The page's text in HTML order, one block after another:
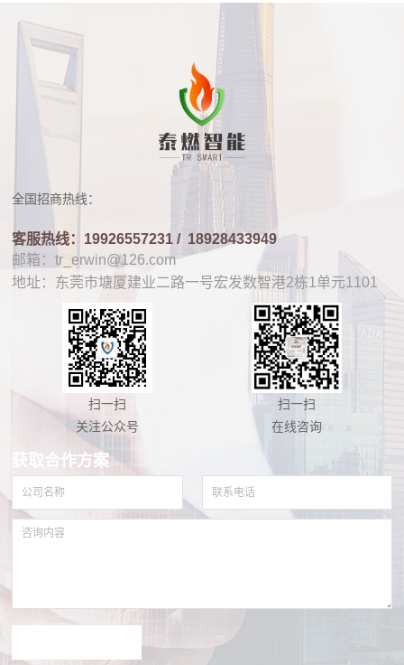
全国招商热线：
客服热线：19926557231 / 18928433949
邮箱：tr_erwin@126.com
地址：东莞市塘厦建业二路一号宏发数智港2栋1单元1101
扫一扫
关注公众号
扫一扫
在线咨询
获取合作方案